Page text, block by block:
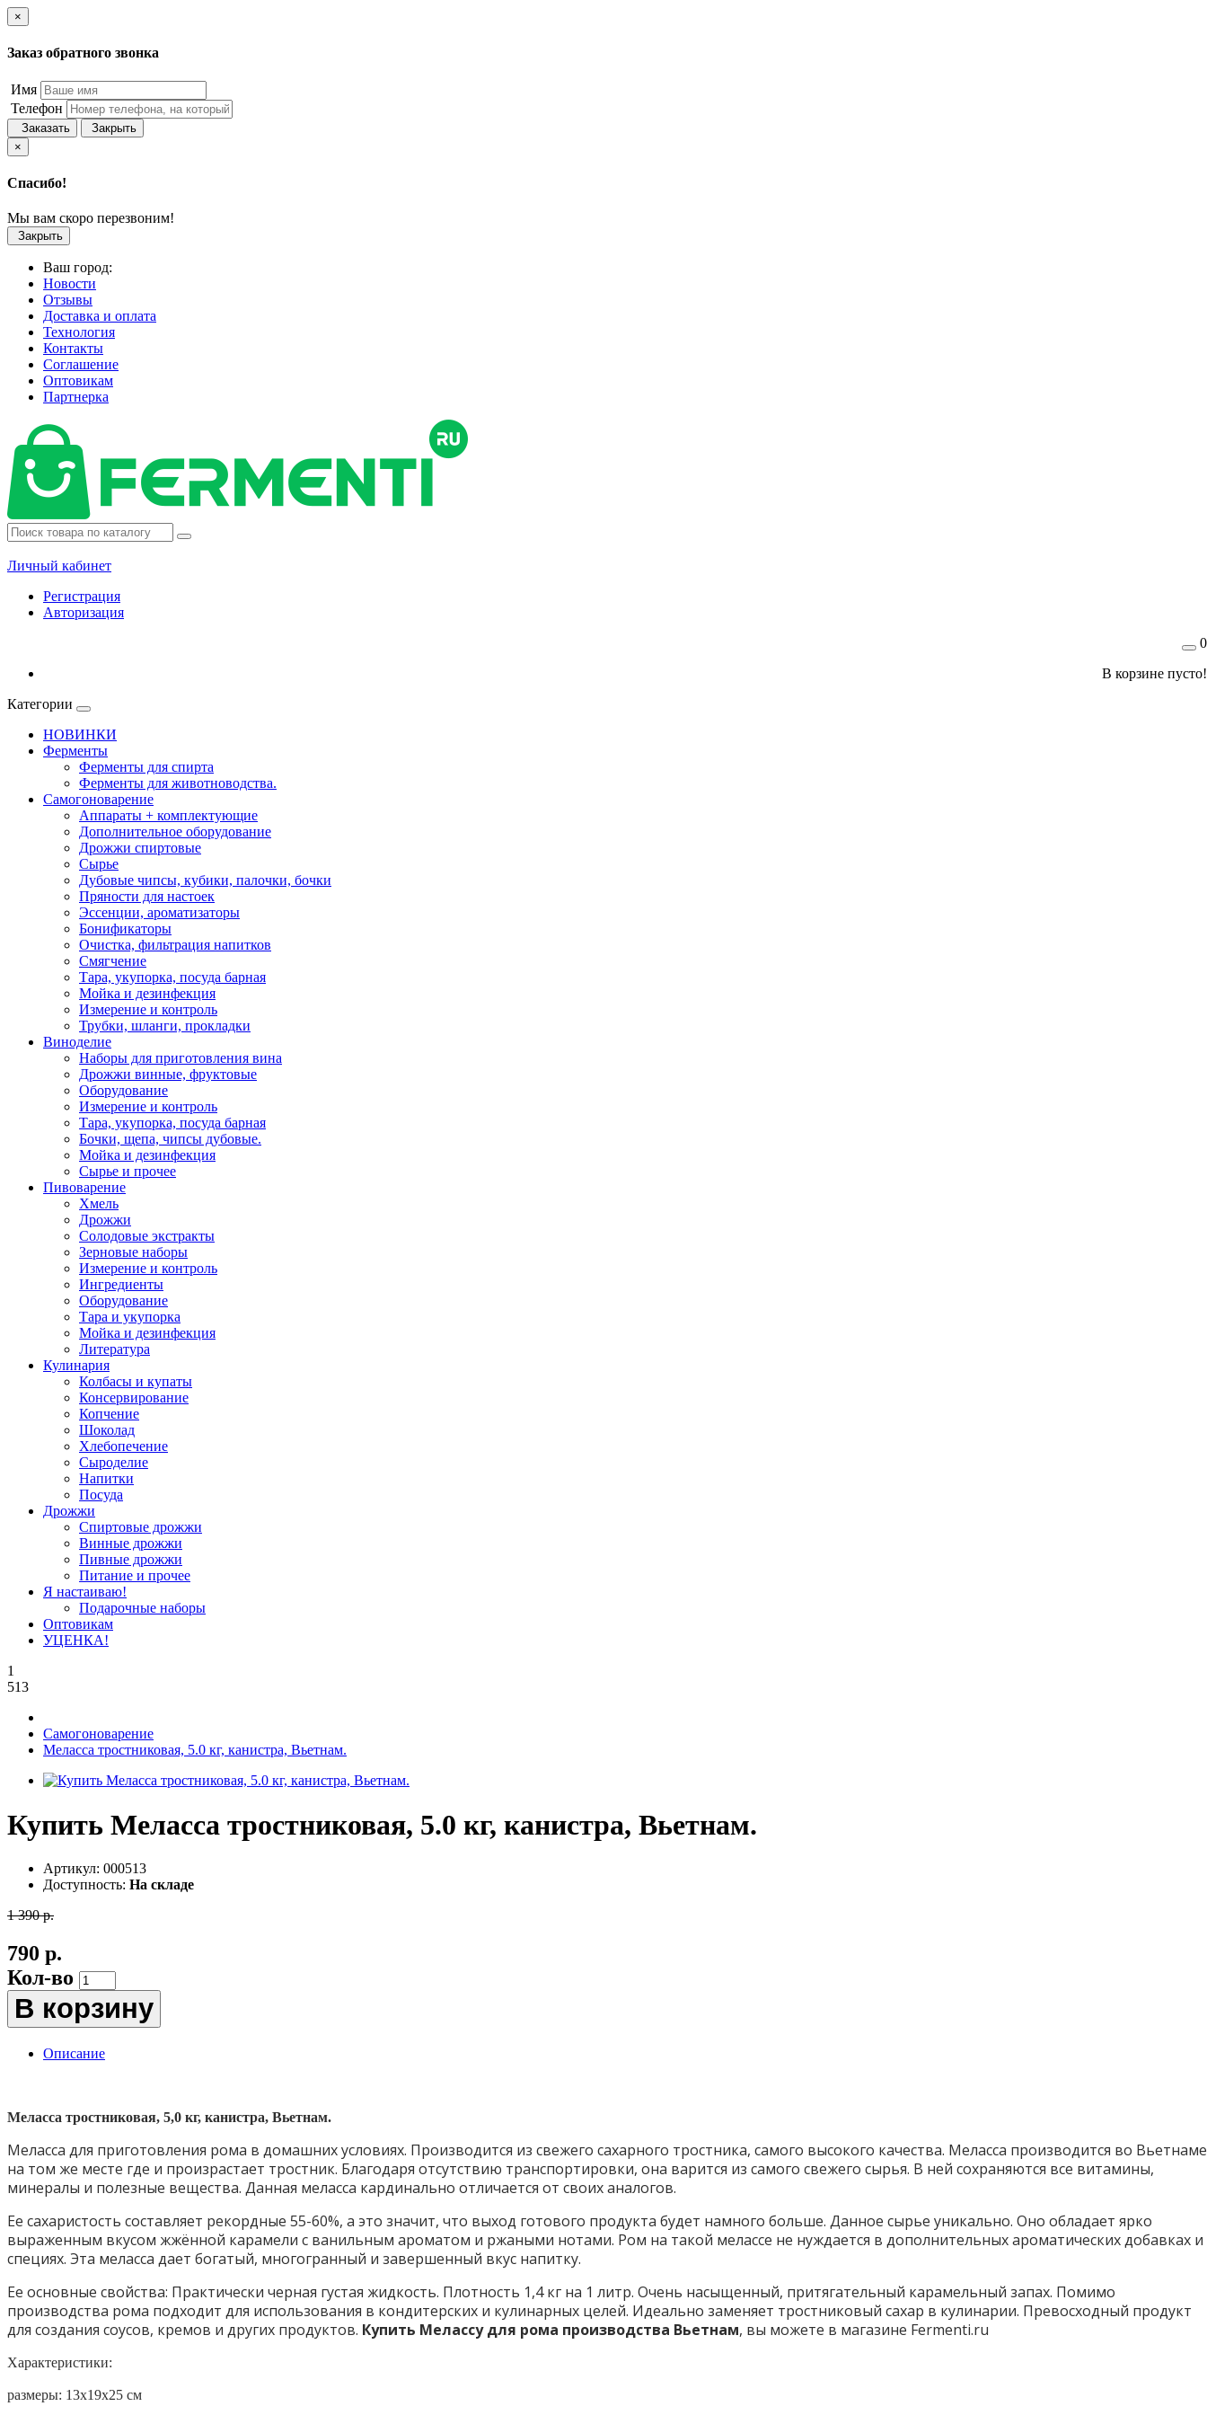
×
Заказ обратного звонка
Имя
Телефон
Заказать
Закрыть
×
Спасибо!
Мы вам скоро перезвоним!
Закрыть
Ваш город:
Новости
Отзывы
Доставка и оплата
Технология
Контакты
Соглашение
Оптовикам
Партнерка
Личный кабинет
Регистрация
Авторизация
0
В корзине пусто!
Категории
НОВИНКИ
Ферменты
Ферменты для спирта
Ферменты для животноводства.
Самогоноварение
Аппараты + комплектующие
Дополнительное оборудование
Дрожжи спиртовые
Сырье
Дубовые чипсы, кубики, палочки, бочки
Пряности для настоек
Эссенции, ароматизаторы
Бонификаторы
Очистка, фильтрация напитков
Смягчение
Тара, укупорка, посуда барная
Мойка и дезинфекция
Измерение и контроль
Трубки, шланги, прокладки
Виноделие
Наборы для приготовления вина
Дрожжи винные, фруктовые
Оборудование
Измерение и контроль
Тара, укупорка, посуда барная
Бочки, щепа, чипсы дубовые.
Мойка и дезинфекция
Сырье и прочее
Пивоварение
Хмель
Дрожжи
Солодовые экстракты
Зерновые наборы
Измерение и контроль
Ингредиенты
Оборудование
Тара и укупорка
Мойка и дезинфекция
Литература
Кулинария
Колбасы и купаты
Консервирование
Копчение
Шоколад
Хлебопечение
Сыроделие
Напитки
Посуда
Дрожжи
Спиртовые дрожжи
Винные дрожжи
Пивные дрожжи
Питание и прочее
Я настаиваю!
Подарочные наборы
Оптовикам
УЦЕНКА!
1
513
Самогоноварение
Меласса тростниковая, 5.0 кг, канистра, Вьетнам.
Купить Меласса тростниковая, 5.0 кг, канистра, Вьетнам.
Артикул: 000513
Доступность: На складе
1 390 р.
790 р.
Кол-во
В корзину
Описание
Меласса тростниковая, 5,0 кг, канистра, Вьетнам.
Меласса для приготовления рома в домашних условиях. Производится из свежего сахарного тростника, самого высокого качества. Меласса производится во Вьетнаме
на том же месте где и произрастает тростник. Благодаря отсутствию транспортировки, она варится из самого свежего сырья. В ней сохраняются все витамины,
минералы и полезные вещества. Данная меласса кардинально отличается от своих аналогов.
Ее сахаристость составляет рекордные 55-60%, а это значит, что выход готового продукта будет намного больше. Данное сырье уникально. Оно обладает ярко
выраженным вкусом жжённой карамели с ванильным ароматом и ржаными нотами. Ром на такой мелассе не нуждается в дополнительных ароматических добавках и
специях. Эта меласса дает богатый, многогранный и завершенный вкус напитку.
Ее основные свойства: Практически черная густая жидкость. Плотность 1,4 кг на 1 литр. Очень насыщенный, притягательный карамельный запах. Помимо
производства рома подходит для использования в кондитерских и кулинарных целей. Идеально заменяет тростниковый сахар в кулинарии. Превосходный продукт
для создания соусов, кремов и других продуктов. Купить Мелассу для рома производства Вьетнам, вы можете в магазине Fermenti.ru
Характеристики:
размеры: 13х19х25 см